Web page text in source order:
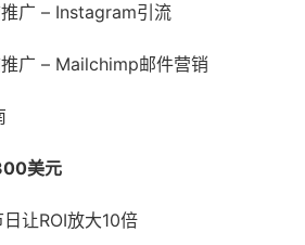
广 – Instagram引流
广 – Mailchimp邮件营销
美元
让ROI放大10倍